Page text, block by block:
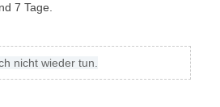
7 Tage.
nicht wieder tun.